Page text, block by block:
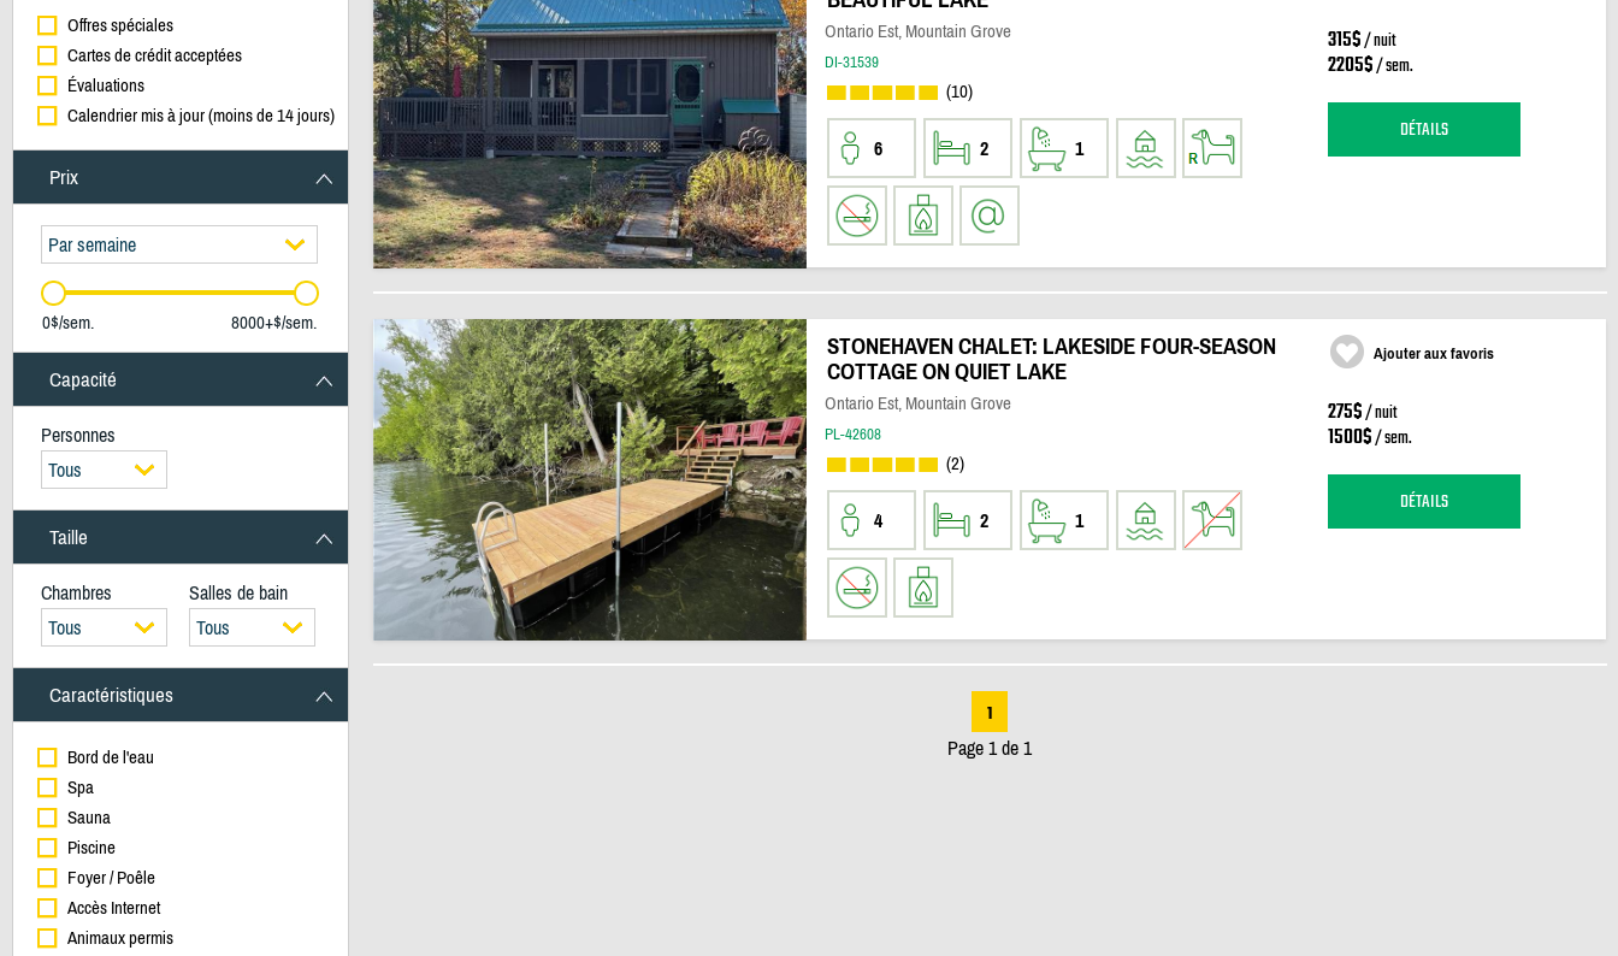
Offres spéciales
Cartes de crédit acceptées
Évaluations
Calendrier mis à jour (moins de 14 jours)
Prix
Par semaine
0$/sem. 8000+$/sem.
Capacité
Personnes
Tous
Taille
Chambres
Salles de bain
Tous
Tous
Caractéristiques
Bord de l'eau
Spa
Sauna
Piscine
Foyer / Poêle
Accès Internet
Animaux permis
Ontario Est, Mountain Grove
DI-31539
(10)
6 2 1
315$/ nuit
2205$/ sem.
DÉTAILS
STONEHAVEN CHALET: LAKESIDE FOUR-SEASON
COTTAGE ON QUIET LAKE
Ontario Est, Mountain Grove
PL-42608
(2)
4 2 1
Ajouter aux favoris
275$/ nuit
1500$/ sem.
DÉTAILS
1
Page 1 de 1